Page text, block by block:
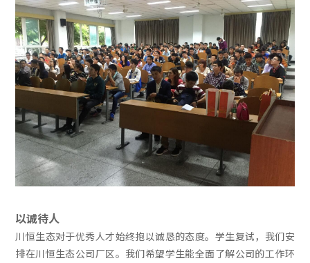
以诚待人
川恒生态对于优秀人才始终抱以诚恳的态度。学生复试，我们安
排在川恒生态公司厂区。我们希望学生能全面了解公司的工作环